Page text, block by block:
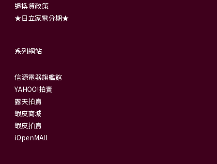
退換貨政策
★日立家電分期★
系列網站
信源電器旗艦館
YAHOO!拍賣
露天拍賣
蝦皮商城
蝦皮拍賣
iOpenMAll